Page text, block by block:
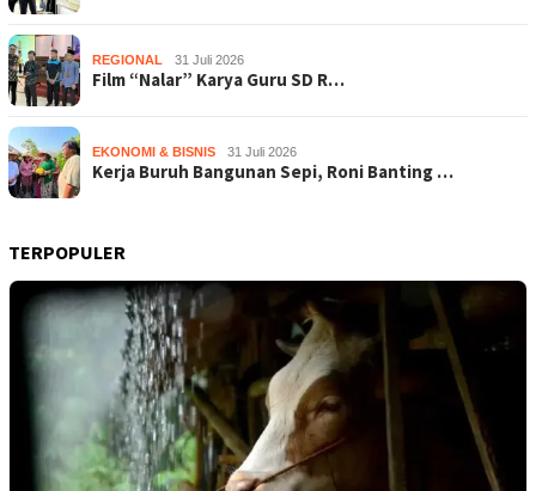
REGIONAL 31 Juli 2026
Film “Nalar” Karya Guru SD R…
EKONOMI & BISNIS 31 Juli 2026
Kerja Buruh Bangunan Sepi, Roni Banting …
TERPOPULER